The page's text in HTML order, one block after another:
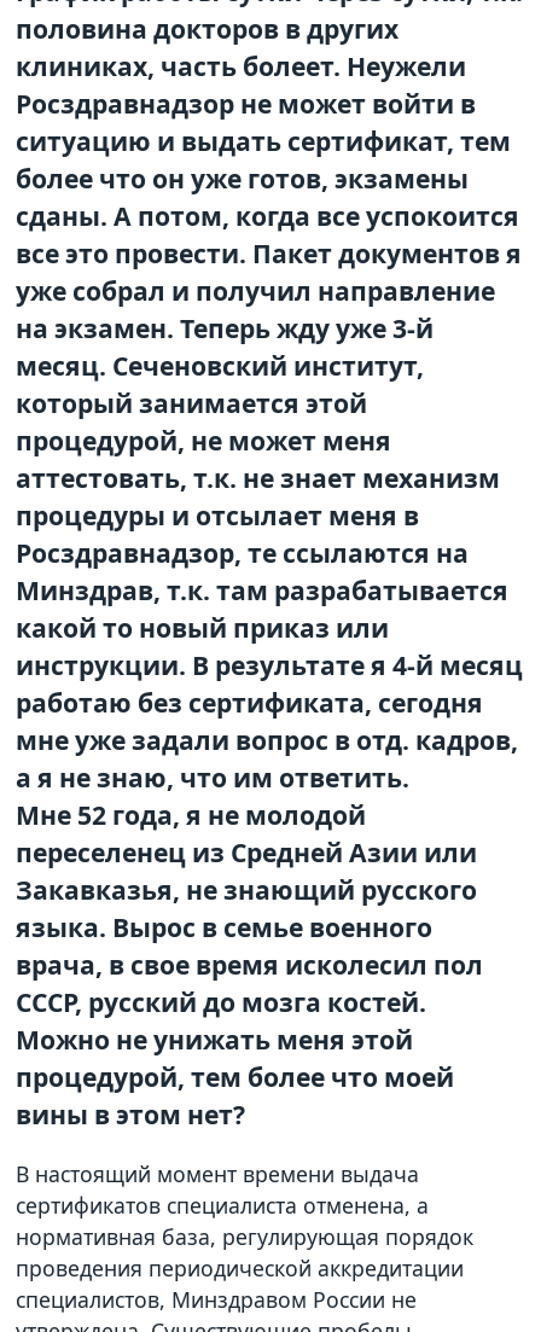
половина докторов в других
клиниках, часть болеет. Неужели
Росздравнадзор не может войти в
ситуацию и выдать сертификат, тем
более что он уже готов, экзамены
сданы. А потом, когда все успокоится
все это провести. Пакет документов я
уже собрал и получил направление
на экзамен. Теперь жду уже 3-й
месяц. Сеченовский институт,
который занимается этой
процедурой, не может меня
аттестовать, т.к. не знает механизм
процедуры и отсылает меня в
Росздравнадзор, те ссылаются на
Минздрав, т.к. там разрабатывается
какой то новый приказ или
инструкции. В результате я 4-й месяц
работаю без сертификата, сегодня
мне уже задали вопрос в отд. кадров,
а я не знаю, что им ответить.
Мне 52 года, я не молодой
переселенец из Средней Азии или
Закавказья, не знающий русского
языка. Вырос в семье военного
врача, в свое время исколесил пол
СССР, русский до мозга костей.
Можно не унижать меня этой
процедурой, тем более что моей
вины в этом нет?
В настоящий момент времени выдача
сертификатов специалиста отменена, а
нормативная база, регулирующая порядок
проведения периодической аккредитации
специалистов, Минздравом России не